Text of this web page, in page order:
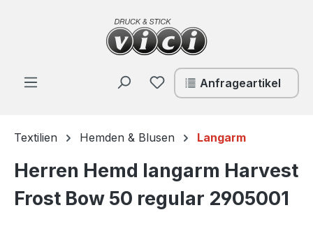
Zum Hauptinhalt springen
Du hast 0 Produkte auf
Anfrageartikel
Textilien Hemden & Blusen Langarm
Herren Hemd langarm Harvest
Frost Bow 50 regular 2905001